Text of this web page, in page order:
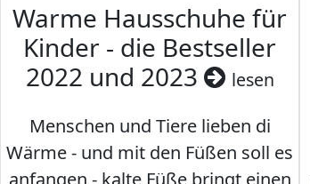
Warme Hausschuhe für
Kinder - die Bestseller
2022 und 2023
lesen
Menschen und Tiere lieben di
Wärme - und mit den Füßen soll es